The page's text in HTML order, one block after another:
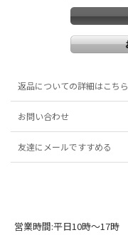
返品についての詳細はこちら
お問い合わせ
友達にメールですすめる
営業時間:平日10時～17時